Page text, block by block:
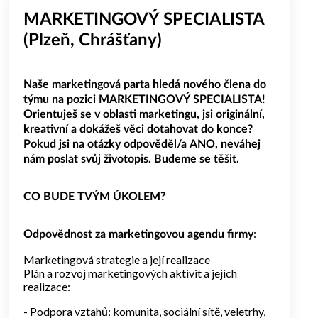
Kvalitní zaškolení zkušenými kolegy (protože každý
mistr byl kdysi nováček).
MARKETINGOVÝ SPECIALISTA
(Plzeň, Chrášťany)
Naše marketingová parta hledá nového člena do
týmu na pozici MARKETINGOVÝ SPECIALISTA!
Orientuješ se v oblasti marketingu, jsi originální,
kreativní a dokážeš věci dotahovat do konce?
Pokud jsi na otázky odpověděl/a ANO, neváhej
nám poslat svůj životopis. Budeme se těšit.
CO BUDE TVÝM ÚKOLEM?
Odpovědnost za marketingovou agendu firmy:
Marketingová strategie a její realizace
Plán a rozvoj marketingových aktivit a jejich
realizace:
- Podpora vztahů: komunita, sociální sítě, veletrhy,